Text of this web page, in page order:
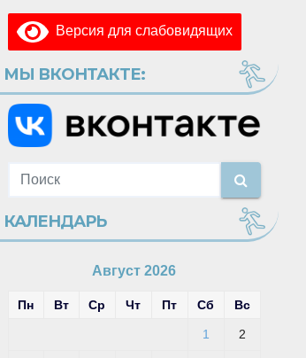
Версия для слабовидящих
МЫ ВКОНТАКТЕ:
КАЛЕНДАРЬ
Август 2026
Пн Вт Ср Чт Пт Сб Вс
1 2